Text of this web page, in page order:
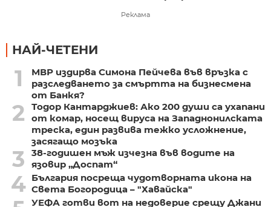
Реклама
НАЙ-ЧЕТЕНИ
1
МВР издирва Симона Пейчева във връзка с
разследването за смъртта на бизнесмена
от Банкя?
2
Тодор Кантарджиев: Ако 200 души са ухапани
от комар, носещ вируса на Западнонилската
треска, един развива тежко усложнение,
засягащо мозъка
3
38-годишен мъж изчезна във водите на
язовир „Доспат“
4 България посреща чудотворната икона на
Света Богородица – "Хавайска"
УЕФА готви вот на недоверие срещу Джани